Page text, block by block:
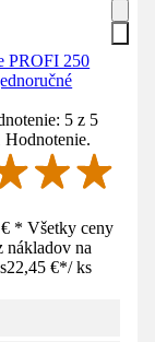
PROFI 250
5 z 5
* Všetky ceny
nákladov na
22,45 €*/ ks